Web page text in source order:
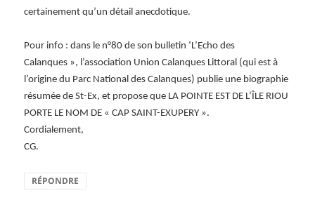
certainement qu’un détail anecdotique.
Pour info : dans le n°80 de son bulletin ‘L’Echo des
Calanques », l’association Union Calanques Littoral (qui est à
l’origine du Parc National des Calanques) publie une biographie
résumée de St-Ex, et propose que LA POINTE EST DE L’ÎLE RIOU
PORTE LE NOM DE « CAP SAINT-EXUPERY ».
Cordialement,
CG.
RÉPONDRE